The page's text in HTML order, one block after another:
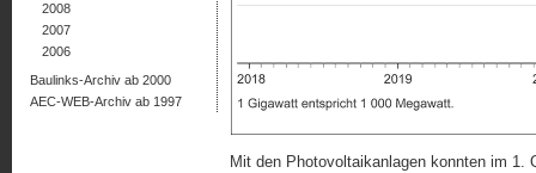
Mit den Photovoltaikanlagen konnten im 1.
2008
2007
2006
Baulinks-Archiv ab 2000
AEC-WEB-Archiv ab 1997